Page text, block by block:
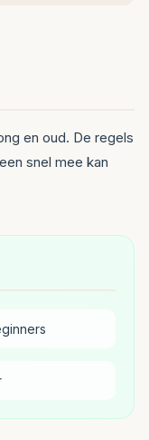
en oud. De regels
snel mee kan